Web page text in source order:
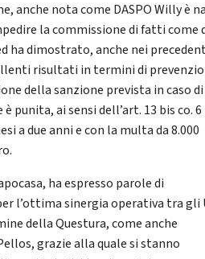
anche nota come DASPO Willy è
la commissione di fatti come
ha dimostrato, anche nei
risultati in termini di
della sanzione prevista in caso di
punita, ai sensi dell’art. 13 bis co. 6
a due anni e con la multa da 8.000
ha espresso parole di
l’ottima sinergia operativa tra gli
della Questura, come anche
grazie alla quale si stanno